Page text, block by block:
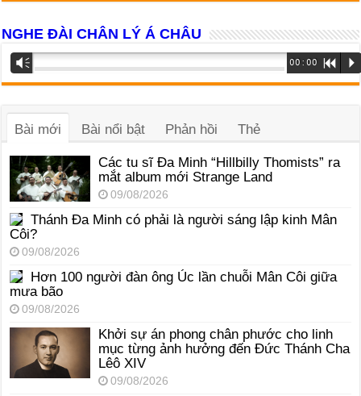
NGHE ĐÀI CHÂN LÝ Á CHÂU
Trình
phát
Vm 00:00 R P
Bài mới Bài nổi bật Phản hồi Thẻ
Các tu sĩ Đa Minh “Hillbilly Thomists” ra
mắt album mới Strange Land
09/08/2026
Thánh Đa Minh có phải là người sáng lập kinh Mân
Côi?
09/08/2026
Hơn 100 người đàn ông Úc lần chuỗi Mân Côi giữa
mưa bão
09/08/2026
Khởi sự án phong chân phước cho linh
mục từng ảnh hưởng đến Đức Thánh Cha
Lêô XIV
09/08/2026